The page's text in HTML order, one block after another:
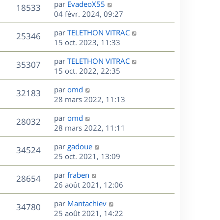
e
n
i
e
r
m
e
s
s
a
g
e
18533V
u
e
s
D
e
r
n
i
e
r
m
e
s
s
a
g
e
par EvadeoX55
04 févr. 2024, 09:27
25346V
u
s
D
e
r
n
i
e
r
m
e
s
s
a
g
e
par TELETHON VITRAC
15 oct. 2023, 11:33
35307V
u
e
s
D
e
r
n
i
e
r
m
e
s
s
a
g
e
par TELETHON VITRAC
15 oct. 2022, 22:35
32183V
u
e
D
e
r
n
i
e
r
m
e
s
s
a
g
e
par omd
28 mars 2022, 11:13
28032V
u
D
e
r
n
i
e
r
m
e
s
s
par omd
28 mars 2022, 11:11
34524V
u
s
D
e
r
n
i
e
r
m
par gadoue
25 oct. 2021, 13:09
28654V
u
D
e
r
n
i
par fraben
26 août 2021, 12:06
34780V
D
e
par Mantachiev
25 août 2021, 14:22